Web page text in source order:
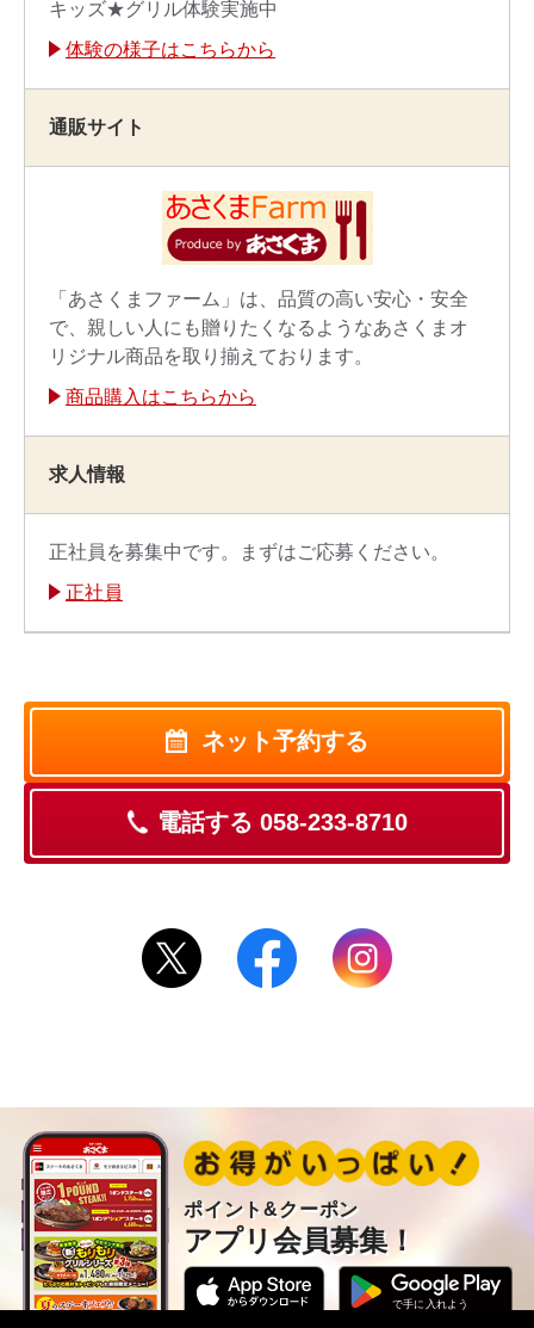
キッズ★グリル体験実施中
体験の様子はこちらから
通販サイト
「あさくまファーム」は、品質の高い安心・安全
で、親しい人にも贈りたくなるようなあさくまオ
リジナル商品を取り揃えております。
商品購入はこちらから
求人情報
正社員を募集中です。まずはご応募ください。
正社員
ネット予約する
電話する 058-233-8710
ポイント&クーポン
アプリ会員募集！